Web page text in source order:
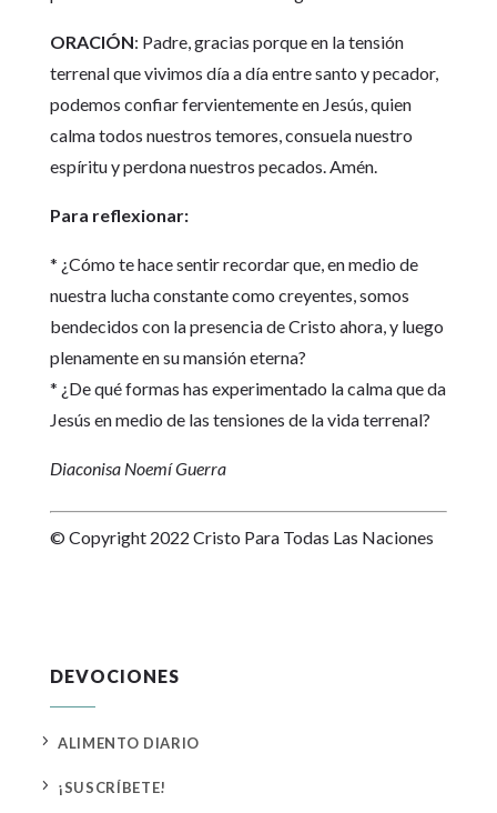
ORACIÓN: Padre, gracias porque en la tensión
terrenal que vivimos día a día entre santo y pecador,
podemos confiar fervientemente en Jesús, quien
calma todos nuestros temores, consuela nuestro
espíritu y perdona nuestros pecados. Amén.
Para reflexionar:
* ¿Cómo te hace sentir recordar que, en medio de
nuestra lucha constante como creyentes, somos
bendecidos con la presencia de Cristo ahora, y luego
plenamente en su mansión eterna?
* ¿De qué formas has experimentado la calma que da
Jesús en medio de las tensiones de la vida terrenal?
Diaconisa Noemí Guerra
© Copyright 2022 Cristo Para Todas Las Naciones
DEVOCIONES
5 ALIMENTO DIARIO
5 ¡SUSCRÍBETE!